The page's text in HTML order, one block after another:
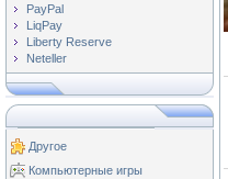
PayPal
LiqPay
Liberty Reserve
Neteller
Другое
Компьютерные игры